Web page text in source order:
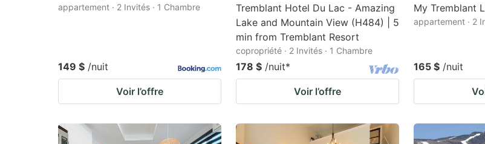
appartement · 2 Invités · 1 Chambre
149 $ /nuit
Voir l’offre
Tremblant Hotel Du Lac - Amazing
Lake and Mountain View (H484) | 5
min from Tremblant Resort
copropriété · 2 Invités · 1 Chambre
178 $ /nuit*
Voir l’offre
My Tremblant
appartement · 2
165 $ /nuit